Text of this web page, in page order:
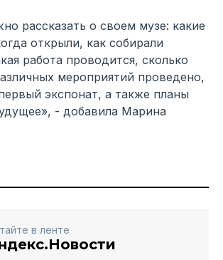
рассказать о своем музе: какие
открыли, как собирали
работа проводится, сколько
мероприятий проведено,
экспонат, а также планы
- добавила Марина
в ленте